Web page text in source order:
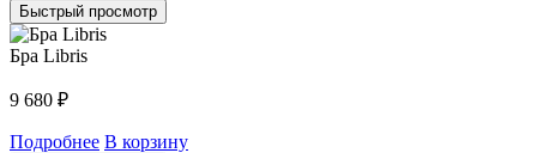
Быстрый просмотр
Бра Libris
9 680 ₽
Подробнее В корзину